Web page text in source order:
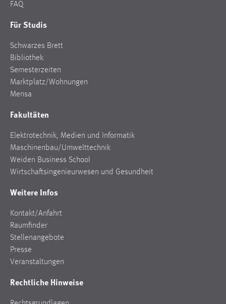
FAQ
Für Studis
Schwarzes Brett
Bibliothek
Semesterzeiten
Marktplatz/Wohnungen
Mensa
Fakultäten
Elektrotechnik, Medien und Informatik
Maschinenbau/Umwelttechnik
Weiden Business School
Wirtschaftsingenieurwesen und Gesundheit
Weitere Infos
Kontakt/Anfahrt
Raumfinder
Stellenangebote
Presse
Veranstaltungen
Rechtliche Hinweise